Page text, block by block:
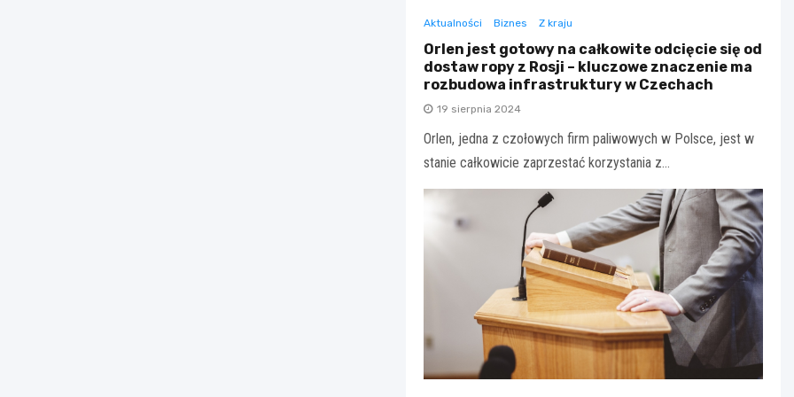
Aktualności Biznes Z kraju
Orlen jest gotowy na całkowite odcięcie się od
dostaw ropy z Rosji – kluczowe znaczenie ma
rozbudowa infrastruktury w Czechach
19 sierpnia 2024
Orlen, jedna z czołowych firm paliwowych w Polsce, jest w
stanie całkowicie zaprzestać korzystania z…